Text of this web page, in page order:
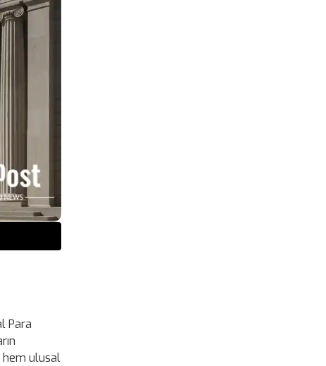
Para
hem ulusal